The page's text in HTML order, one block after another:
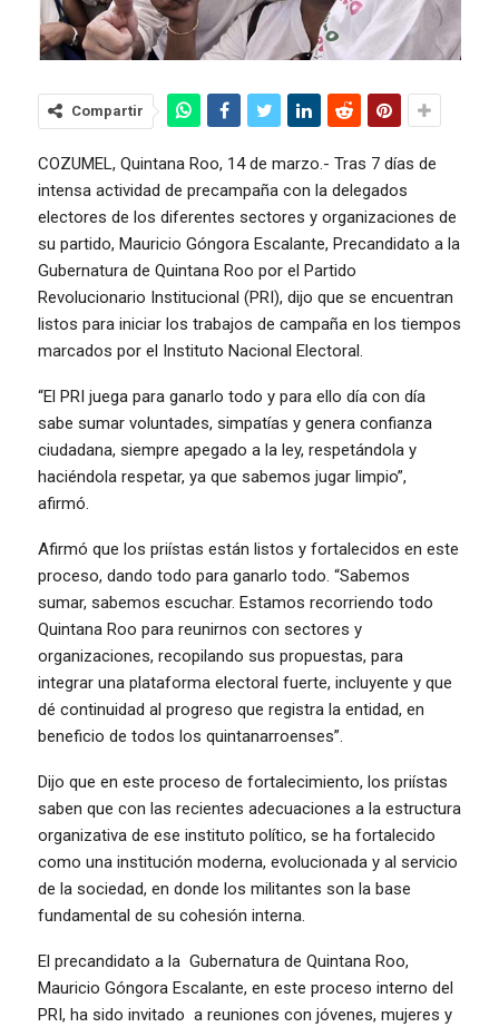
Compartir
COZUMEL, Quintana Roo, 14 de marzo.- Tras 7 días de
intensa actividad de precampaña con la delegados
electores de los diferentes sectores y organizaciones de
su partido, Mauricio Góngora Escalante, Precandidato a la
Gubernatura de Quintana Roo por el Partido
Revolucionario Institucional (PRI), dijo que se encuentran
listos para iniciar los trabajos de campaña en los tiempos
marcados por el Instituto Nacional Electoral.
“El PRI juega para ganarlo todo y para ello día con día
sabe sumar voluntades, simpatías y genera confianza
ciudadana, siempre apegado a la ley, respetándola y
haciéndola respetar, ya que sabemos jugar limpio”,
afirmó.
Afirmó que los priístas están listos y fortalecidos en este
proceso, dando todo para ganarlo todo. “Sabemos
sumar, sabemos escuchar. Estamos recorriendo todo
Quintana Roo para reunirnos con sectores y
organizaciones, recopilando sus propuestas, para
integrar una plataforma electoral fuerte, incluyente y que
dé continuidad al progreso que registra la entidad, en
beneficio de todos los quintanarroenses”.
Dijo que en este proceso de fortalecimiento, los priístas
saben que con las recientes adecuaciones a la estructura
organizativa de ese instituto político, se ha fortalecido
como una institución moderna, evolucionada y al servicio
de la sociedad, en donde los militantes son la base
fundamental de su cohesión interna.
El precandidato a la Gubernatura de Quintana Roo,
Mauricio Góngora Escalante, en este proceso interno del
PRI, ha sido invitado a reuniones con jóvenes, mujeres y